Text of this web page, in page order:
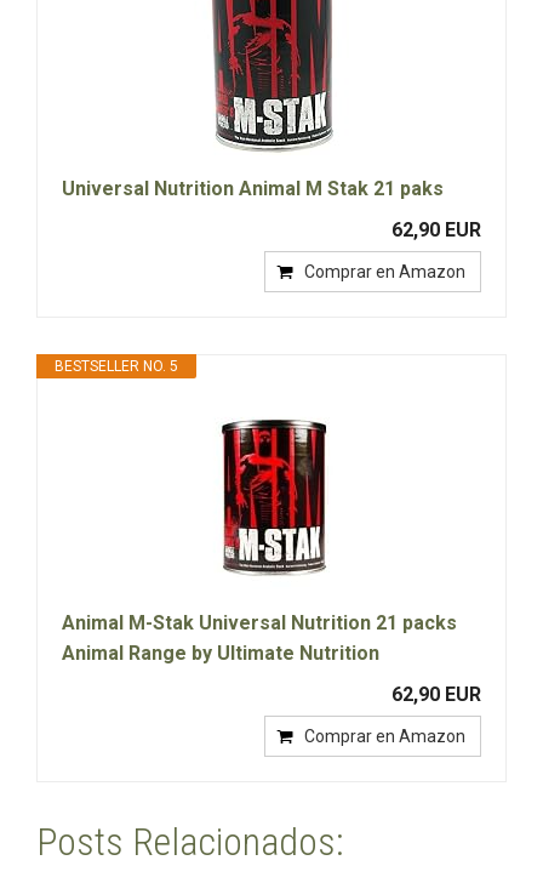
Universal Nutrition Animal M Stak 21 paks
62,90 EUR
Comprar en Amazon
BESTSELLER NO. 5
Animal M-Stak Universal Nutrition 21 packs
Animal Range by Ultimate Nutrition
62,90 EUR
Comprar en Amazon
Posts Relacionados: